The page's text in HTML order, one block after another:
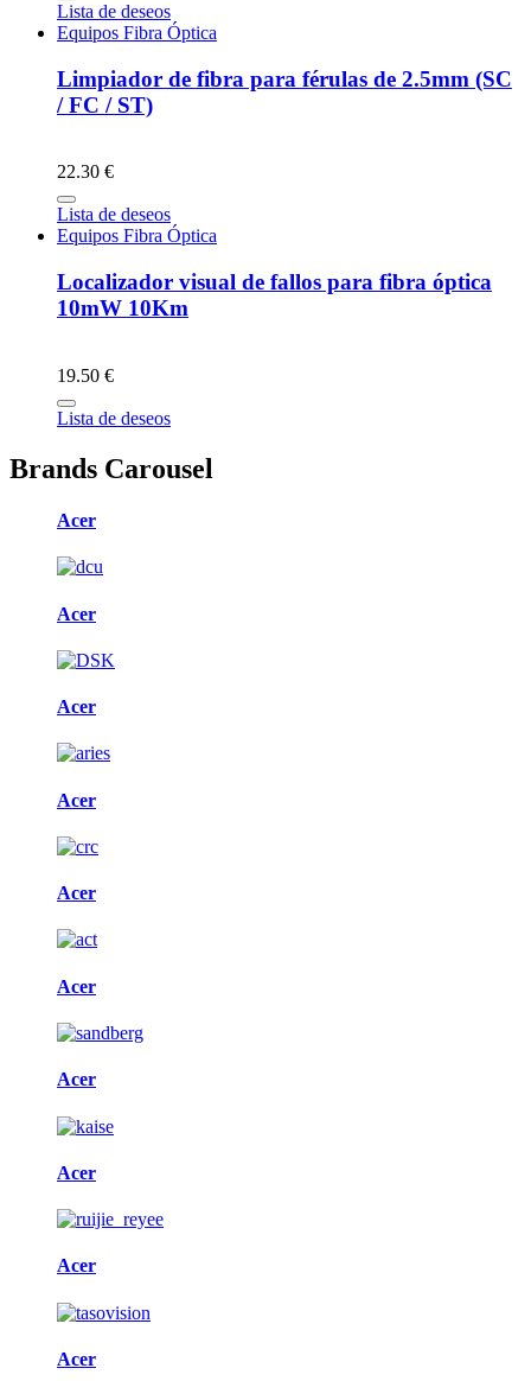
Lista de deseos
Equipos Fibra Óptica
Limpiador de fibra para férulas de 2.5mm (SC
/ FC / ST)
22.30 €
Lista de deseos
Equipos Fibra Óptica
Localizador visual de fallos para fibra óptica
10mW 10Km
19.50 €
Lista de deseos
Brands Carousel
Acer
Acer
Acer
Acer
Acer
Acer
Acer
Acer
Acer
Acer